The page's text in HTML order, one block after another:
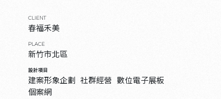
CLIENT
春福禾美
PLACE
新竹市北區
設計項目
建案形象企劃 社群經營 數位電子展板
個案網